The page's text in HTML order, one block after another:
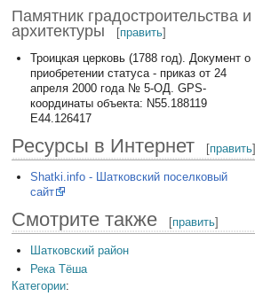
Памятник градостроительства и
архитектуры
[править]
Троицкая церковь (1788 год). Документ о
приобретении статуса - приказ от 24
апреля 2000 года № 5-ОД. GPS-
координаты объекта: N55.188119
E44.126417
Ресурсы в Интернет [править]
Shatki.info - Шатковский поселковый
сайт
Смотрите также [править]
Шатковский район
Река Тёша
Категории: